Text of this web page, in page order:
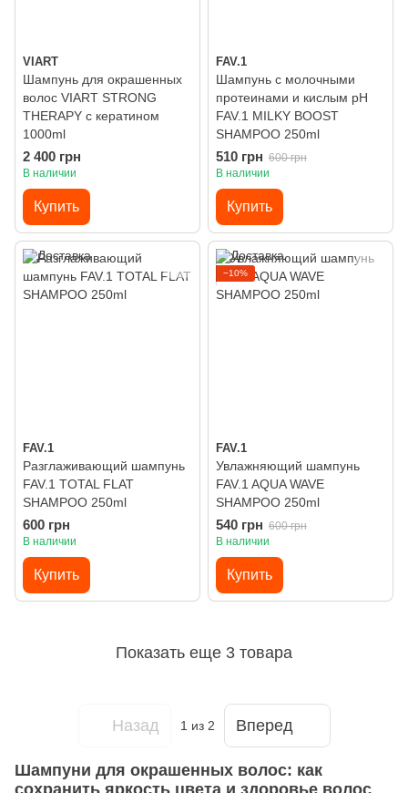
VIART
Шампунь для окрашенных
волос VIART STRONG
THERAPY с кератином
1000ml
2 400 грн
В наличии
Купить
FAV.1
Шампунь с молочными
протеинами и кислым pH
FAV.1 MILKY BOOST
SHAMPOO 250ml
510 грн 600 грн
В наличии
Купить
FAV.1
Разглаживающий шампунь
FAV.1 TOTAL FLAT
SHAMPOO 250ml
600 грн
В наличии
Купить
−10%
FAV.1
Увлажняющий шампунь
FAV.1 AQUA WAVE
SHAMPOO 250ml
540 грн 600 грн
В наличии
Купить
Показать еще 3 товара
Назад 1 из 2 Вперед
Шампуни для окрашенных волос: как
сохранить яркость цвета и здоровье волос